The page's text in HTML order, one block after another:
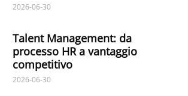
2026-06-30
Talent Management: da
processo HR a vantaggio
competitivo
2026-06-30